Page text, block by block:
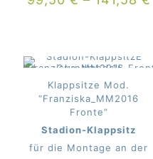
Klappsitze Mod.
“Franziska_MM2016
Fronte”
Stadion-Klappsitz
für die Montage an der